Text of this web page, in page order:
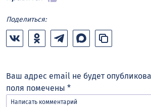
Поделиться:
Ваш адрес email не будет
поля помечены *